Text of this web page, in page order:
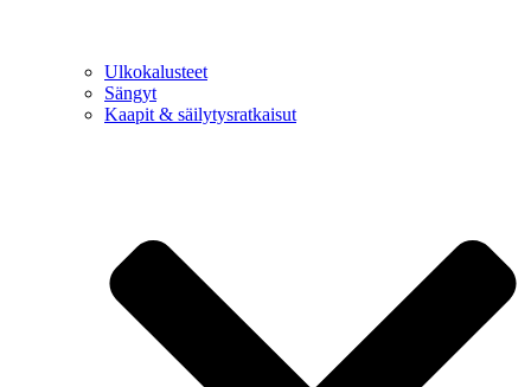
Ulkokalusteet
Sängyt
Kaapit & säilytysratkaisut